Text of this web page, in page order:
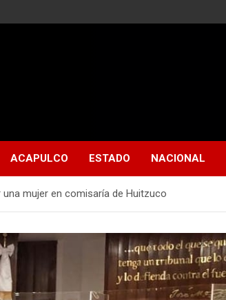
ACAPULCO ESTADO NACIONAL
mujer en comisaría de Huitzuco